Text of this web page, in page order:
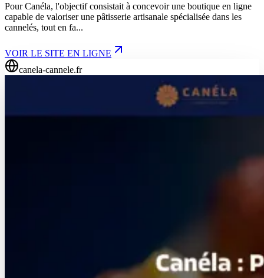
Pour Canéla, l'objectif consistait à concevoir une boutique en ligne
capable de valoriser une pâtisserie artisanale spécialisée dans les
cannelés, tout en fa...
VOIR LE SITE EN LIGNE
canela-cannele.fr